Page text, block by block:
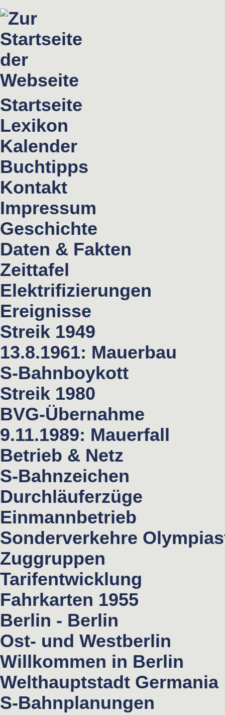
Startseite
Lexikon
Kalender
Buchtipps
Kontakt
Impressum
Geschichte
Daten & Fakten
Zeittafel
Elektrifizierungen
Ereignisse
Streik 1949
13.8.1961: Mauerbau
S-Bahnboykott
Streik 1980
BVG-Übernahme
9.11.1989: Mauerfall
Betrieb & Netz
S-Bahnzeichen
Durchläuferzüge
Einmannbetrieb
Sonderverkehre
Zuggruppen
Tarifentwicklung
Fahrkarten 1955
Berlin - Berlin
Ost- und Westberlin
Willkommen in Berlin
Welthauptstadt Germania
S-Bahnplanungen